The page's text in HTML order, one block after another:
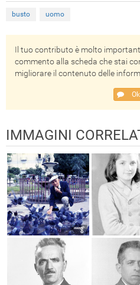
busto uomo
Il tuo contributo è molto
commento alla scheda che stai
migliorare il contenuto delle
IMMAGINI